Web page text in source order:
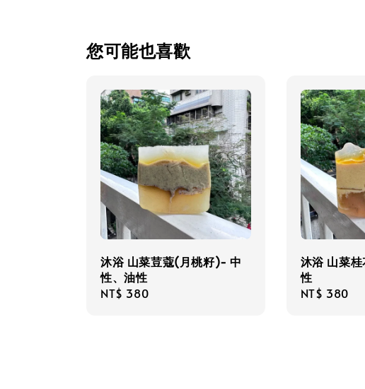
您可能也喜歡
沐浴 山菜荳蔻(月桃籽)- 中
性、油性
Regular
NT$ 380
沐浴 山菜
性
Regular
NT$ 380